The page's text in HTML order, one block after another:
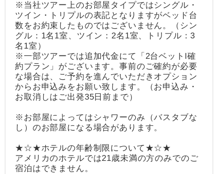
※当社ツアー上のお部屋タイプではシングル・
ツイン・トリプルの表記となりますがベッド台
数をお約束したものではございません。（シン
グル：1名1室、ツイン：2名1室、トリプル：3
名1室）
※一部ツアーでは追加代金にて「2台ベットl確
約プラン」がございます。事前のご確約が必要
な場合は、ご予約を進んでいただきオプション
からお申込みをお願い致します。（お申込み・
お取消しはご出発35日前まで）
※お部屋によってはシャワーのみ（バスタブな
し）のお部屋になる場合があります。
★☆★ホテルの年齢制限について★☆★
アメリカのホテルでは21歳未満の方のみでのご
宿泊はできません。